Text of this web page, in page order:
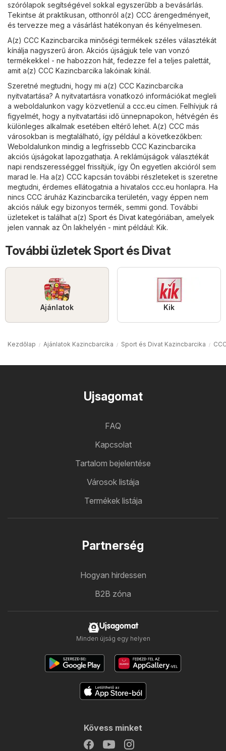
szórólapok segítségével sokkal egyszerűbb a bevásárlás.
Tekintse át praktikusan, otthonról a(z) CCC árengedményeit,
és tervezze meg a vásárlást hatékonyan és kényelmesen.
A(z) CCC Kazincbarcika minőségi termékek széles választékát
kínálja nagyszerű áron. Akciós újságjuk tele van vonzó
termékekkel - ne habozzon hát, fedezze fel a teljes palettát,
amit a(z) CCC Kazincbarcika lakóinak kínál.
Szeretné megtudni, hogy mi a(z) CCC Kazincbarcika
nyitvatartása? A nyitvatartásra vonatkozó információkat megleli
a weboldalunkon vagy közvetlenül a ccc.eu címen. Felhívjuk rá
figyelmét, hogy a nyitvatartási idő ünnepnapokon, hétvégén és
különleges alkalmak esetében eltérő lehet. A(z) CCC más
városokban is megtalálható, így például a következőkben:
Weboldalunkon mindig a legfrissebb CCC Kazincbarcika
akciós újságokat lapozgathatja. A reklámújságok választékát
napi rendszerességgel frissítjük, így Ön egyetlen akcióról sem
marad le. Ha a(z) CCC kapcsán további részleteket is szeretne
megtudni, érdemes ellátogatnia a hivatalos ccc.eu honlapra. Ha
nincs CCC áruház Kazincbarcika területén, vagy éppen nem
akciós náluk egy bizonyos termék, semmi gond. További
üzleteket is találhat a(z) Sport és Divat kategóriában, amelyek
jelen vannak az Ön lakhelyén - mint például: Kik.
További üzletek Sport és Divat
Ajánlatok Kik
Kezdőlap Ajánlatok Kazincbarcika Sport és Divat Kazincbarcika
Ujsagomat
FAQ
Kapcsolat
Tartalom bejelentése
Városok listája
Termékek listája
Partnerség
Hogyan hirdessen
B2B zóna
Ujsagomat
Minden újság egy helyen
Kövess minket